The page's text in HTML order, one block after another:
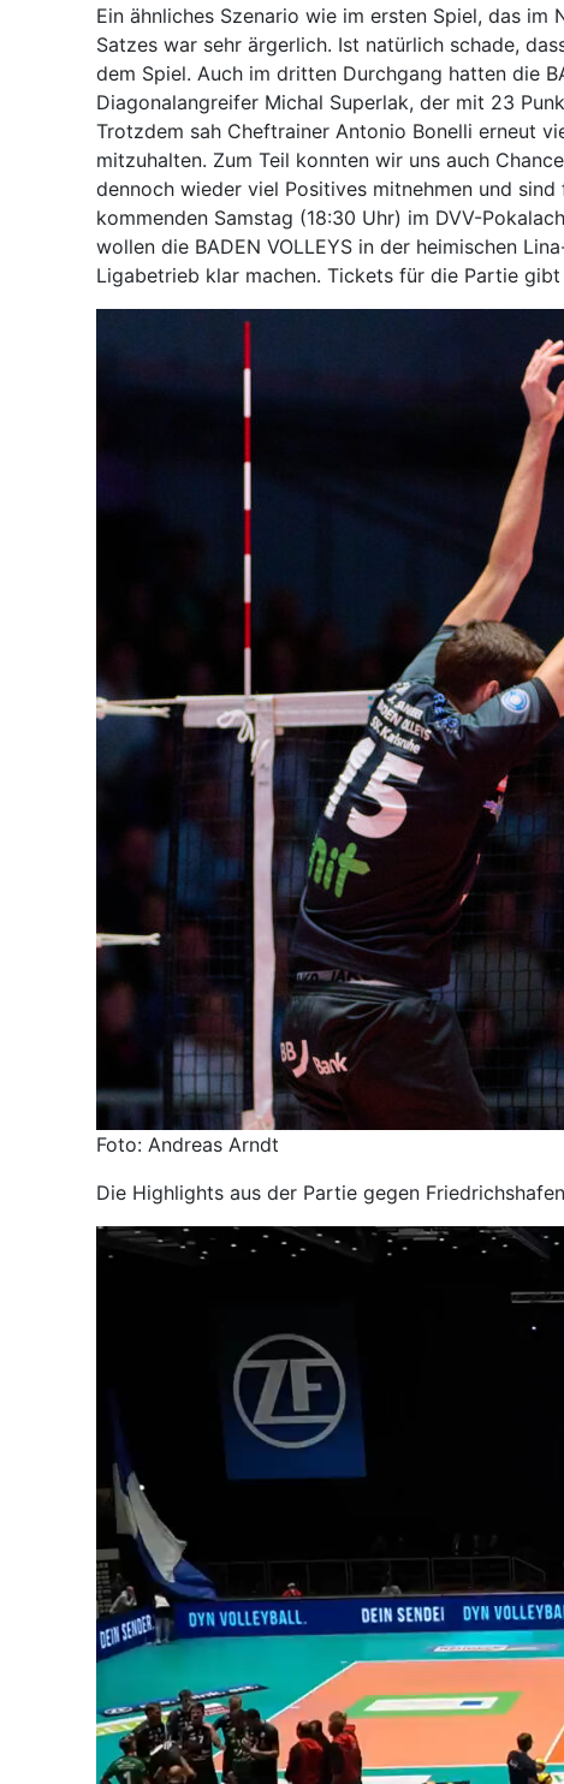
Ein ähnliches Szenario wie im ersten Spiel, das
Satzes war sehr ärgerlich. Ist natürlich schade,
dem Spiel. Auch im dritten Durchgang hatten die
Diagonalangreifer Michal Superlak, der mit 23
Trotzdem sah Cheftrainer Antonio Bonelli erneut
mitzuhalten. Zum Teil konnten wir uns auch
dennoch wieder viel Positives mitnehmen und
kommenden Samstag (18:30 Uhr) im DVV-
wollen die BADEN VOLLEYS in der heimischen
Ligabetrieb klar machen. Tickets für die Partie
Foto: Andreas Arndt
Die Highlights aus der Partie gegen